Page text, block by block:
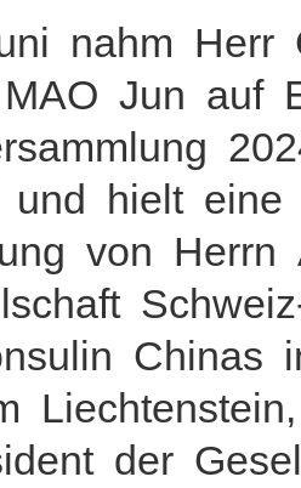
nahm
MAO Jun auf
und hielt
von
der